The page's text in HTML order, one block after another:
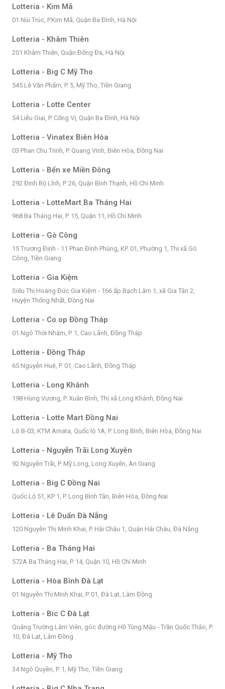
Lotteria - Kim Mã
01 Núi Trúc, P.Kim Mã, Quận Ba Đình, Hà Nội
Lotteria - Khâm Thiên
201 Khâm Thiên, Quận Đống Đa, Hà Nội
Lotteria - Big C Mỹ Tho
545 Lê Văn Phẩm, P. 5, Mỹ Tho, Tiền Giang
Lotteria - Lotte Center
54 Liễu Giai, P. Cống Vị, Quận Ba Đình, Hà Nội
Lotteria - Vinatex Biên Hòa
03 Phan Chu Trinh, P. Quang Vinh, Biên Hòa, Đồng Nai
Lotteria - Bến xe Miền Đông
292 Đinh Bộ Lĩnh, P. 26, Quận Bình Thạnh, Hồ Chí Minh
Lotteria - LotteMart Ba Tháng Hai
968 Ba Tháng Hai, P. 15, Quận 11, Hồ Chí Minh
Lotteria - Gò Công
15 Trương Định - 11 Phan Đình Phùng, KP. 01, Phường 1, Thị xã Gò
Công, Tiền Giang
Lotteria - Gia Kiệm
Siêu Thị Hoàng Đức Gia Kiệm - 166 ấp Bạch Lâm 1, xã Gia Tân 2,
Huyện Thống Nhất, Đồng Nai
Lotteria - Co.op Đồng Tháp
01 Ngô Thời Nhậm, P. 1, Cao Lãnh, Đồng Tháp
Lotteria - Đồng Tháp
65 Nguyễn Huệ, P. 01, Cao Lãnh, Đồng Tháp
Lotteria - Long Khánh
198 Hùng Vương, P. Xuân Bình, Thị xã Long Khánh, Đồng Nai
Lotteria - Lotte Mart Đồng Nai
Lô B-03, KTM Amata, Quốc lộ 1A, P. Long Bình, Biên Hòa, Đồng Nai
Lotteria - Nguyễn Trãi Long Xuyên
92 Nguyễn Trãi, P. Mỹ Long, Long Xuyên, An Giang
Lotteria - Big C Đồng Nai
Quốc Lộ 51, KP 1, P. Long Bình Tân, Biên Hòa, Đồng Nai
Lotteria - Lê Duẩn Đà Nẵng
120 Nguyễn Thị Minh Khai, P. Hải Châu 1, Quận Hải Châu, Đà Nẵng
Lotteria - Ba Tháng Hai
572A Ba Tháng Hai, P. 14, Quận 10, Hồ Chí Minh
Lotteria - Hòa Bình Đà Lạt
01 Nguyễn Thị Minh Khai, P. 01, Đà Lạt, Lâm Đồng
Lotteria - Bic C Đà Lạt
Quảng Trường Lâm Viên, góc đường Hồ Tùng Mậu - Trần Quốc Thảo, P.
10, Đà Lạt, Lâm Đồng
Lotteria - Mỹ Tho
34 Ngô Quyền, P. 1, Mỹ Tho, Tiền Giang